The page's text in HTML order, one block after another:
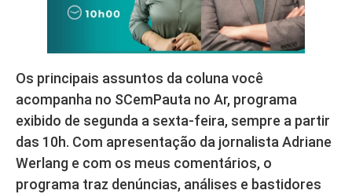
Os principais assuntos da coluna você
acompanha no SCemPauta no Ar, programa
exibido de segunda a sexta-feira, sempre a partir
das 10h. Com apresentação da jornalista Adriane
Werlang e com os meus comentários, o
programa traz denúncias, análises e bastidores